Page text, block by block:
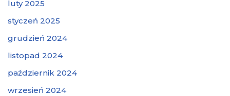
luty 2025
styczeń 2025
grudzień 2024
listopad 2024
październik 2024
wrzesień 2024